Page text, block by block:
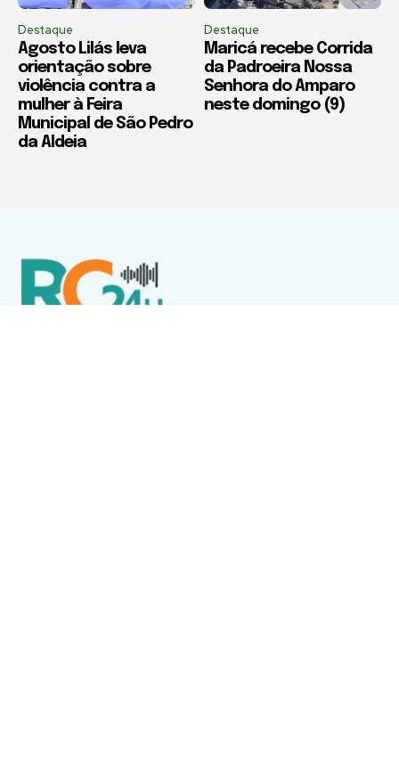
Destaque
Agosto Lilás leva
orientação sobre
violência contra a
mulher à Feira
Municipal de São Pedro
da Aldeia
Destaque
Maricá recebe Corrida
da Padroeira Nossa
Senhora do Amparo
neste domingo (9)